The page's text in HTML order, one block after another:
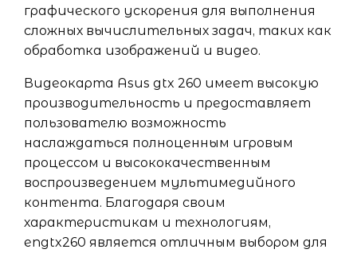
графического ускорения для выполнения
сложных вычислительных задач, таких как
обработка изображений и видео.
Видеокарта Asus gtx 260 имеет высокую
производительность и предоставляет
пользователю возможность
наслаждаться полноценным игровым
процессом и высококачественным
воспроизведением мультимедийного
контента. Благодаря своим
характеристикам и технологиям,
engtx260 является отличным выбором для